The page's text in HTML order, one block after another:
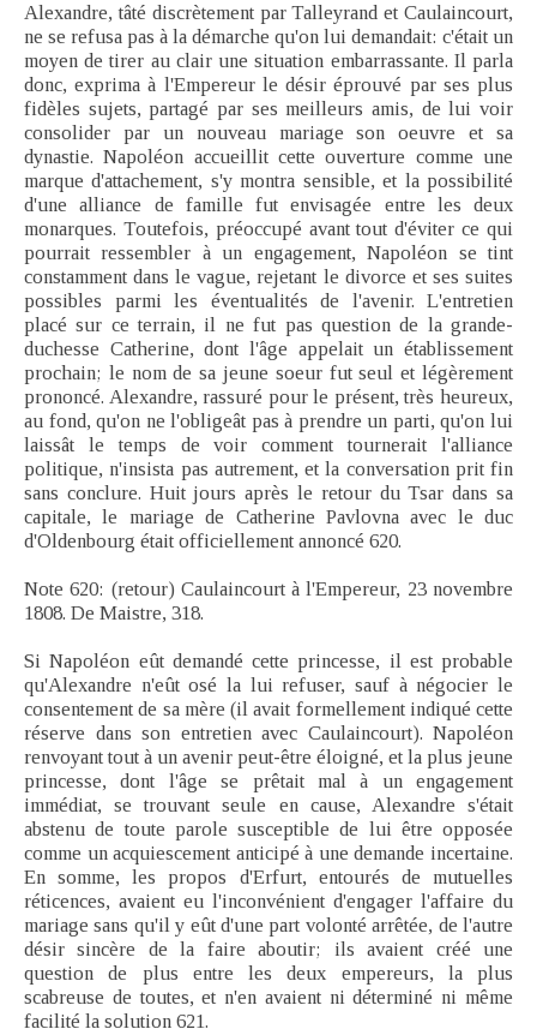
Alexandre, tâté discrètement par Talleyrand et Caulaincourt,
ne se refusa pas à la démarche qu'on lui demandait: c'était un
moyen de tirer au clair une situation embarrassante. Il parla
donc, exprima à l'Empereur le désir éprouvé par ses plus
fidèles sujets, partagé par ses meilleurs amis, de lui voir
consolider par un nouveau mariage son oeuvre et sa
dynastie. Napoléon accueillit cette ouverture comme une
marque d'attachement, s'y montra sensible, et la possibilité
d'une alliance de famille fut envisagée entre les deux
monarques. Toutefois, préoccupé avant tout d'éviter ce qui
pourrait ressembler à un engagement, Napoléon se tint
constamment dans le vague, rejetant le divorce et ses suites
possibles parmi les éventualités de l'avenir. L'entretien
placé sur ce terrain, il ne fut pas question de la grande-
duchesse Catherine, dont l'âge appelait un établissement
prochain; le nom de sa jeune soeur fut seul et légèrement
prononcé. Alexandre, rassuré pour le présent, très heureux,
au fond, qu'on ne l'obligeât pas à prendre un parti, qu'on lui
laissât le temps de voir comment tournerait l'alliance
politique, n'insista pas autrement, et la conversation prit fin
sans conclure. Huit jours après le retour du Tsar dans sa
capitale, le mariage de Catherine Pavlovna avec le duc
d'Oldenbourg était officiellement annoncé 620.
Note 620: (retour) Caulaincourt à l'Empereur, 23 novembre
1808. De Maistre, 318.
Si Napoléon eût demandé cette princesse, il est probable
qu'Alexandre n'eût osé la lui refuser, sauf à négocier le
consentement de sa mère (il avait formellement indiqué cette
réserve dans son entretien avec Caulaincourt). Napoléon
renvoyant tout à un avenir peut-être éloigné, et la plus jeune
princesse, dont l'âge se prêtait mal à un engagement
immédiat, se trouvant seule en cause, Alexandre s'était
abstenu de toute parole susceptible de lui être opposée
comme un acquiescement anticipé à une demande incertaine.
En somme, les propos d'Erfurt, entourés de mutuelles
réticences, avaient eu l'inconvénient d'engager l'affaire du
mariage sans qu'il y eût d'une part volonté arrêtée, de l'autre
désir sincère de la faire aboutir; ils avaient créé une
question de plus entre les deux empereurs, la plus
scabreuse de toutes, et n'en avaient ni déterminé ni même
facilité la solution 621.